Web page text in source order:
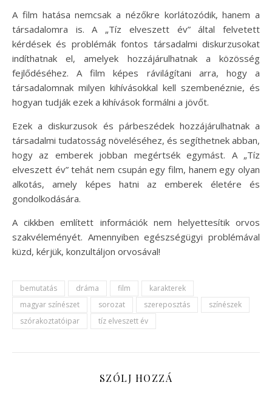
A film hatása nemcsak a nézőkre korlátozódik, hanem a
társadalomra is. A „Tíz elveszett év” által felvetett
kérdések és problémák fontos társadalmi diskurzusokat
indíthatnak el, amelyek hozzájárulhatnak a közösség
fejlődéséhez. A film képes rávilágítani arra, hogy a
társadalomnak milyen kihívásokkal kell szembenéznie, és
hogyan tudják ezek a kihívások formálni a jövőt.
Ezek a diskurzusok és párbeszédek hozzájárulhatnak a
társadalmi tudatosság növeléséhez, és segíthetnek abban,
hogy az emberek jobban megértsék egymást. A „Tíz
elveszett év” tehát nem csupán egy film, hanem egy olyan
alkotás, amely képes hatni az emberek életére és
gondolkodására.
A cikkben említett információk nem helyettesítik orvos
szakvéleményét. Amennyiben egészségügyi problémával
küzd, kérjük, konzultáljon orvosával!
bemutatás dráma film
karakterek
magyar színészet
sorozat szereposztás
színészek
szórakoztatóipar
tíz elveszett év
SZÓLJ HOZZÁ